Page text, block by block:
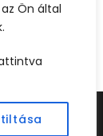
Ön által